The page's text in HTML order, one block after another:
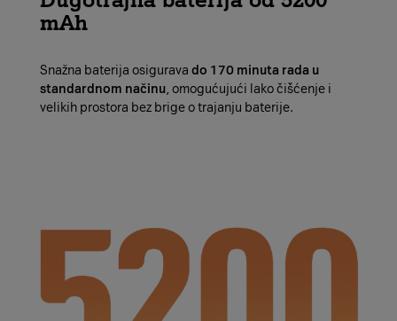
mAh
Snažna baterija osigurava do 170 minuta rada u
standardnom načinu, omogućujući lako čišćenje i
velikih prostora bez brige o trajanju baterije.